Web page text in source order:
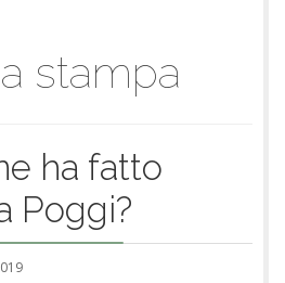
stampa
ha fatto
Poggi?